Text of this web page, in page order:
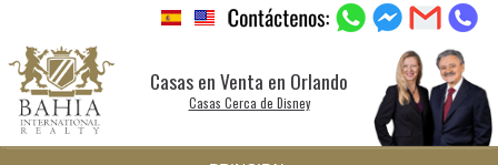
Casas en Venta en Orlando
Casas Cerca de Disney